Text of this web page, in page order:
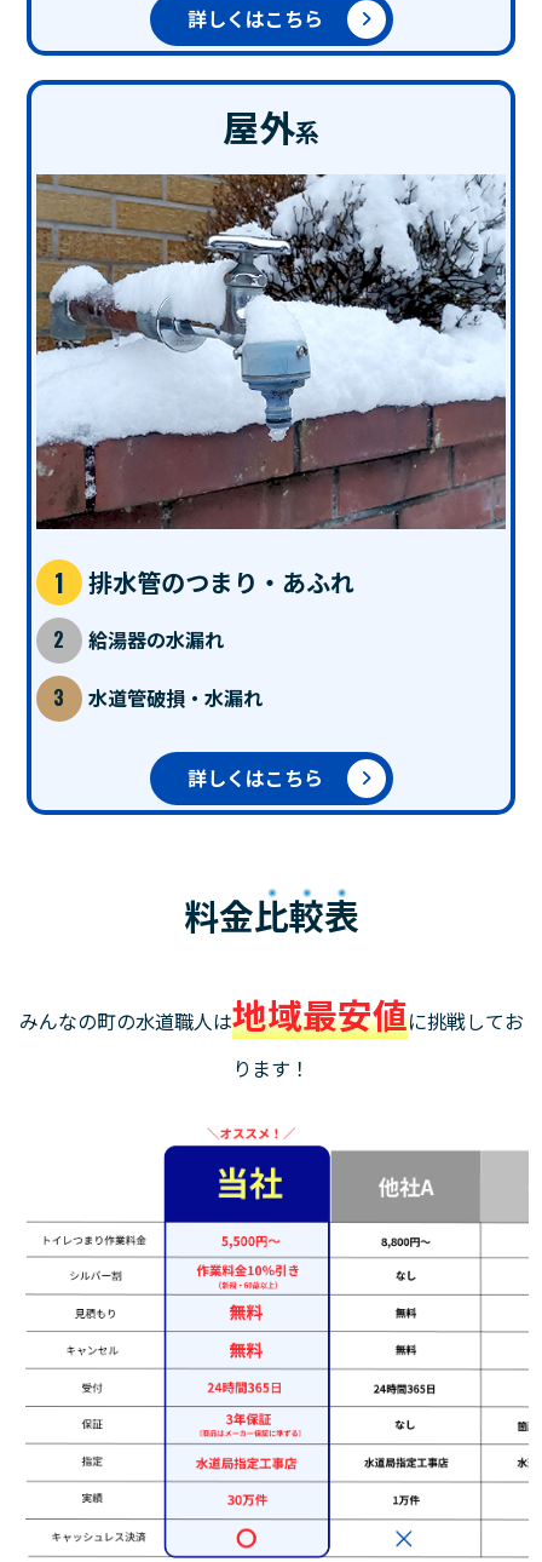
詳しくはこちら
屋外系
排水管のつまり・あふれ
給湯器の水漏れ
水道管破損・水漏れ
詳しくはこちら
料金比較表
みんなの町の水道職人は地域最安値に挑戦してお
ります！